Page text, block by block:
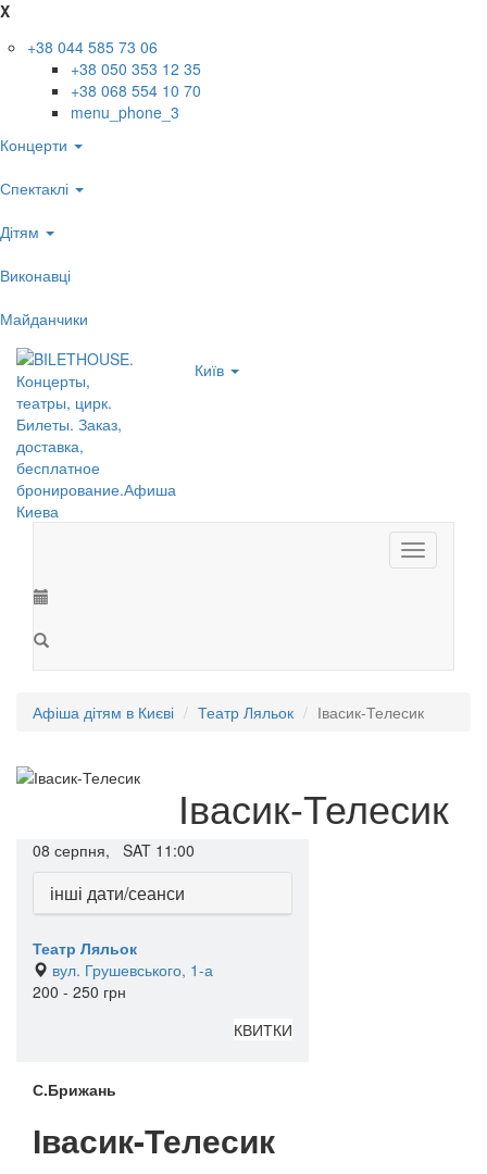
X
+38 044 585 73 06
+38 050 353 12 35
+38 068 554 10 70
menu_phone_3
Концерти
Спектаклі
Дітям
Виконавці
Майданчики
Київ
Toggle
navigation
Афіша дітям в Києві Театр Ляльок Івасик-Телесик
Івасик-Телесик
08 серпня, SAT 11:00
інші дати/сеанси
Театр Ляльок
вул. Грушевського, 1-а
200 - 250 грн
КВИТКИ
С.Брижань
Івасик-Телесик